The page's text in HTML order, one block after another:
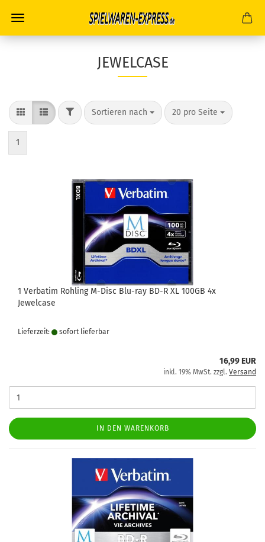
JEWELCASE
FILTERSortieren nach
Sortieren nach 20 pro Seite
pro Seite
1
1 Verbatim Rohling M-Disc Blu-ray BD-R XL 100GB 4x
Jewelcase
Lieferzeit: sofort lie­fer­bar
16,99 EUR
inkl. 19% MwSt. zzgl. Versand
IN DEN WARENKORB